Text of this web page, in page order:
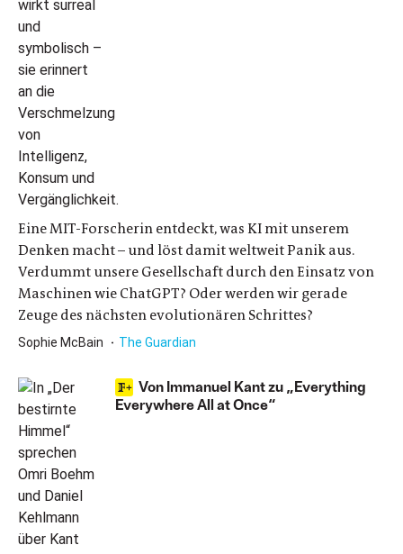
Eine MIT-Forscherin entdeckt, was KI mit unserem
Denken macht – und löst damit weltweit Panik aus.
Verdummt unsere Gesellschaft durch den Einsatz von
Maschinen wie ChatGPT? Oder werden wir gerade
Zeuge des nächsten evolutionären Schrittes?
Sophie McBain The Guardian
Von Immanuel Kant zu „Everything
Everywhere All at Once“